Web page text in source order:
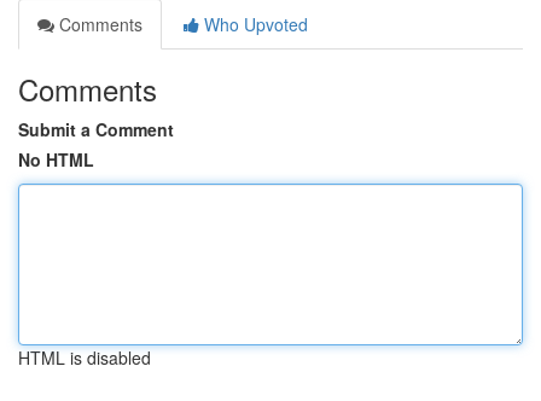
Comments
Who Upvoted
Comments
Submit a Comment
No HTML
HTML is disabled